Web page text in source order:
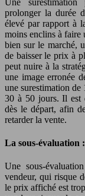
prolonger la durée
élevé par rapport à
moins enclins à faire
bien sur le marché,
de baisser le prix à
peut nuire à la
une image erronée
une surestimation de
30 à 50 jours. Il est
dès le départ, afin
retarder la vente.
La sous-évaluation
Une sous-
vendeur, qui risque
le prix affiché est